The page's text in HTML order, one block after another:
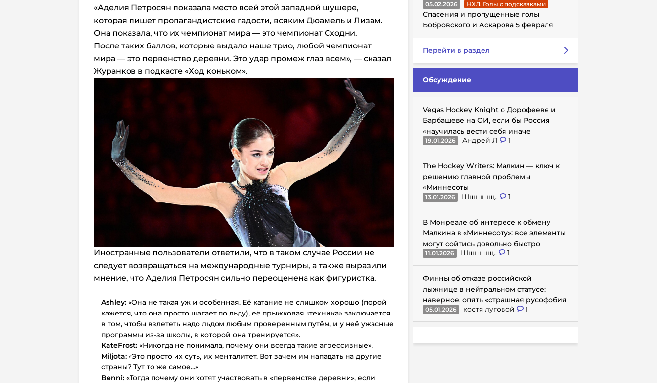
«Аделия Петросян показала место всей этой западной шушере,
которая пишет пропагандистские гадости, всяким Дюамель и Лизам.
Она показала, что их чемпионат мира — это чемпионат Сходни.
После таких баллов, которые выдало наше трио, любой чемпионат
мира — это первенство деревни. Это удар промеж глаз всем», — сказал
Журанков в подкасте «Ход коньком».
Иностранные пользователи ответили, что в таком случае России не
следует возвращаться на международные турниры, а также выразили
мнение, что Аделия Петросян сильно переоценена как фигуристка.
Ashley: «Она не такая уж и особенная. Её катание не слишком хорошо (порой
кажется, что она просто шагает по льду), её прыжковая «техника» заключается
в том, чтобы взлететь надо льдом любым проверенным путём, и у неё ужасные
программы из-за школы, в которой она тренируется».
KateFrost: «Никогда не понимала, почему они всегда такие агрессивные».
Miljota: «Это просто их суть, их менталитет. Вот зачем им нападать на другие
страны? Тут то же самое...»
Benni: «Тогда почему они хотят участвовать в «первенстве деревни», если
05.02.2026 НХЛ. Голы с подсказками
Спасения и пропущенные голы
Бобровского и Аскарова 5 февраля
Перейти в раздел
Обсуждение
Vegas Hockey Knight о Дорофееве и
Барбашеве на ОИ, если бы Россия
«научилась вести себя иначе
19.01.2026 Андрей Л 1
The Hockey Writers: Малкин — ключ к
решению главной проблемы
«Миннесоты
13.01.2026 Шшшшщ.. 1
В Монреале об интересе к обмену
Малкина в «Миннесоту»: все элементы
могут сойтись довольно быстро
11.01.2026 Шшшшщ.. 1
Финны об отказе российской
лыжнице в нейтральном статусе:
наверное, опять «страшная русофобия
05.01.2026 костя луговой 1